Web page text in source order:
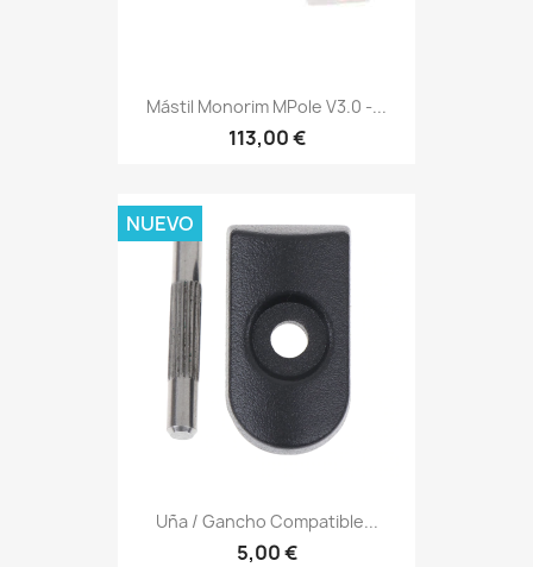
Mástil Monorim MPole V3.0 -...
113,00 €
Uña / Gancho Compatible...
5,00 €
NUEVO